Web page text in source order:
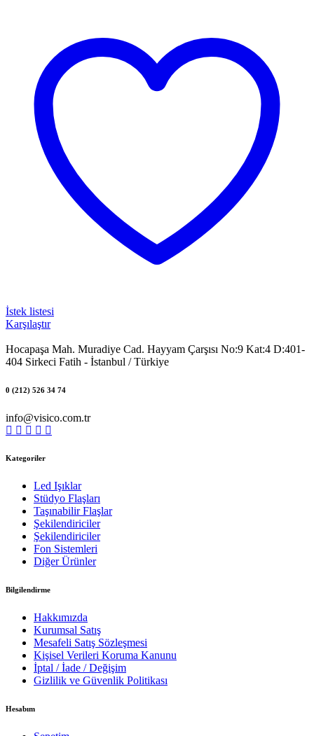
İstek listesi
Karşılaştır
Hocapaşa Mah. Muradiye Cad. Hayyam Çarşısı No:9 Kat:4 D:401-
404 Sirkeci Fatih - İstanbul / Türkiye
0 (212) 526 34 74
info@visico.com.tr
Kategoriler
Led Işıklar
Stüdyo Flaşları
Taşınabilir Flaşlar
Şekilendiriciler
Şekilendiriciler
Fon Sistemleri
Diğer Ürünler
Bilgilendirme
Hakkımızda
Kurumsal Satış
Mesafeli Satış Sözleşmesi
Kişisel Verileri Koruma Kanunu
İptal / İade / Değişim
Gizlilik ve Güvenlik Politikası
Hesabım